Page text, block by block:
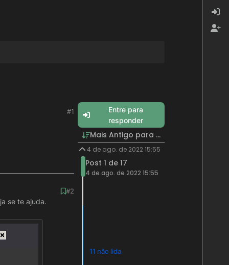
#1
#2
se te ajuda.
Entre para
responder
Mais Antigo para Mais Recente
4 de ago. de 2022 15:55
Post 1 de 17
4 de ago. de 2022 15:55
11 não lida